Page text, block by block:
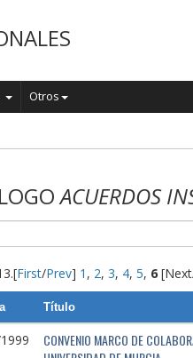
Otros
ACUERDOS
[First/Prev] 1 , 2, 3, 4, 5, 6
Título
CONVENIO MARCO DE